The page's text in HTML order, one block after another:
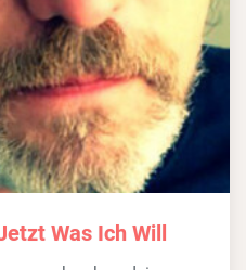
Was Ich Will